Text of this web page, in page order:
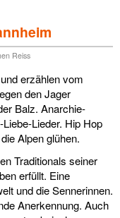
Reiss
erzählen vom
den Jager
Balz. Anarchie-
Lieder. Hip Hop
Alpen glühen.
Traditionals seiner
erfüllt. Eine
und die Sennerinnen.
Anerkennung. Auch